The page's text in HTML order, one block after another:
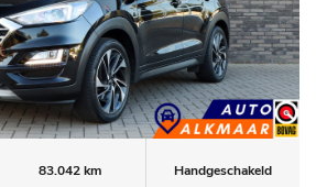
83.042 km Handgeschakeld